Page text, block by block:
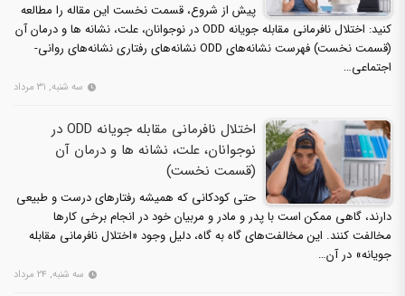
پیش از شروع، قسمت نخست این مقاله را مطالعه
کنید: اختلال نافرمانی مقابله جویانه ODD در نوجوانان، علت، نشانه ها و درمان آن
(قسمت نخست) فهرست نشانه‌های ODD نشانه‌های رفتاری نشانه‌های روانی-
اجتماعی…
سه شنبه, ۳۱ مرداد
اختلال نافرمانی مقابله جویانه ODD در
نوجوانان، علت، نشانه ها و درمان آن
(قسمت نخست)
حتی کودکانی که همیشه رفتارهای درست و طبیعی
دارند، گاهی ممکن است با پدر و مادر و مربیان خود در انجام برخی کارها
مخالفت کنند. این مخالفت‌های گاه به گاه، دلیل وجود «اختلال نافرمانی مقابله
جویانه» در آن‌…
سه شنبه, ۲۴ مرداد